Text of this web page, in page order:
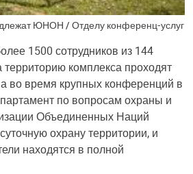
ЮНОН / Отделу конференц-услуг
1500 сотрудников из 144
комплекса проходят
во время крупных конференций в
по вопросам охраны и
Объединенных Наций
охрану территории, и
находятся в полной